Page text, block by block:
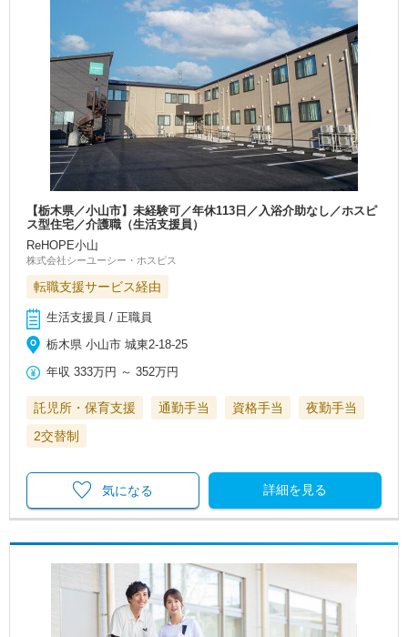
【栃木県／小山市】未経験可／年休113日／入浴介助なし／ホスピ
ス型住宅／介護職（生活支援員）
ReHOPE小山
株式会社シーユーシー・ホスピス
転職支援サービス経由
生活支援員 / 正職員
栃木県 小山市 城東2-18-25
年収 333万円 ～352万円
託児所・保育支援 通勤手当 資格手当
夜勤手当
2交替制
詳細を見る
気になる